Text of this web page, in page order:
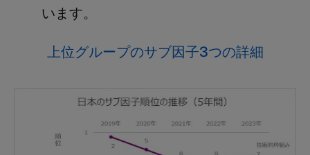
います。
上位グループのサブ因子3つの詳細